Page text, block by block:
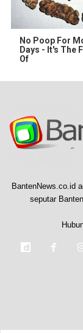
No Poop For
Days - It's The
Of
BantenNews.co.id
seputar